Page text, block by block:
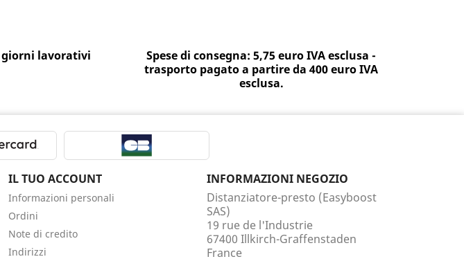
giorni lavorativi
Spese di consegna: 5,75 euro IVA esclusa -
trasporto pagato a partire da 400 euro IVA
esclusa.
IL TUO ACCOUNT
Informazioni personali
Ordini
Note di credito
Indirizzi
INFORMAZIONI NEGOZIO
Distanziatore-presto (Easyboost
SAS)
19 rue de l'Industrie
67400 Illkirch-Graffenstaden
France